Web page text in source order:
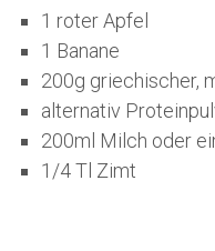
1 roter Apfel
1 Banane
200g griechischer,
alternativ
200ml Milch oder
1/4 Tl Zimt